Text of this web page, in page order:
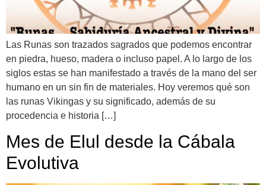
Las Runas son trazados sagrados que podemos encontrar
en piedra, hueso, madera o incluso papel. A lo largo de los
siglos estas se han manifestado a través de la mano del ser
humano en un sin fin de materiales. Hoy veremos qué son
las runas Vikingas y su significado, además de su
procedencia e historia […]
Mes de Elul desde la Cábala
Evolutiva